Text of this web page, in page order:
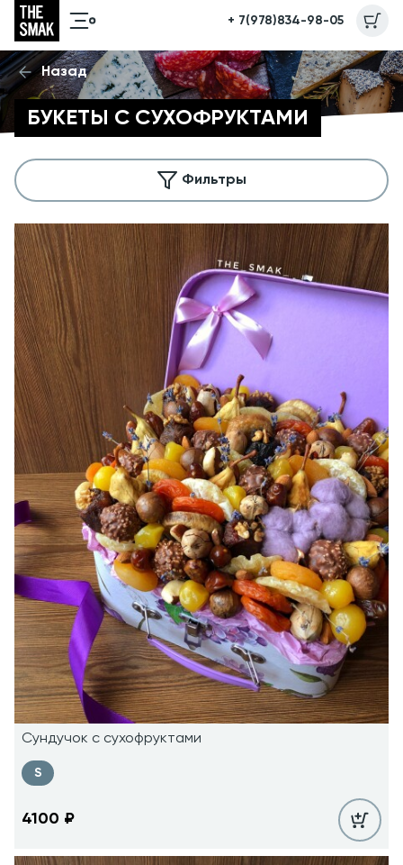
+ 7(978)834-98-05
Назад
БУКЕТЫ С СУХОФРУКТАМИ
Фильтры
Сундучок с сухофруктами
S
4100 ₽